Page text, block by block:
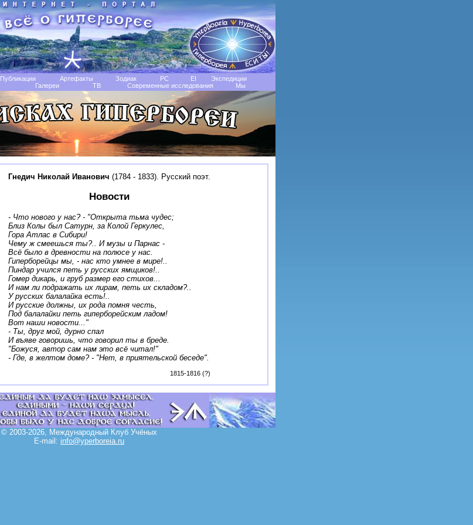
Публикации Артефакты Зодиак РС EI
Экспедиции
Галереи TB Современные исследования Мы
Гнедич Николай Иванович (1784 - 1833). Русский поэт.
Новости
- Что нового у нас? - "Открыта тьма чудес;
Близ Колы был Сатурн, за Колой Геркулес,
Гора Атлас в Сибири!
Чему ж смеешься ты?.. И музы и Парнас -
Всё было в древности на полюсе у нас.
Гиперборейцы мы, - нас кто умнее в мире!..
Пиндар учился петь у русских ямщиков!..
Гомер дикарь, и груб размер его стихов...
И нам ли подражать их лирам, петь их складом?..
У русских балалайка есть!..
И русские должны, их рода помня честь,
Под балалайки петь гиперборейским ладом!
Вот наши новости..."
- Ты, друг мой, дурно спал
И въяве говоришь, что говорил ты в бреде.
"Божуся, автор сам нам это всё читал!"
- Где, в желтом доме? - "Нет, в приятельской беседе"
1815-1816 (?)
© 2003-2026, Международный Клуб Учёных
E-mail: info@yperboreia.ru